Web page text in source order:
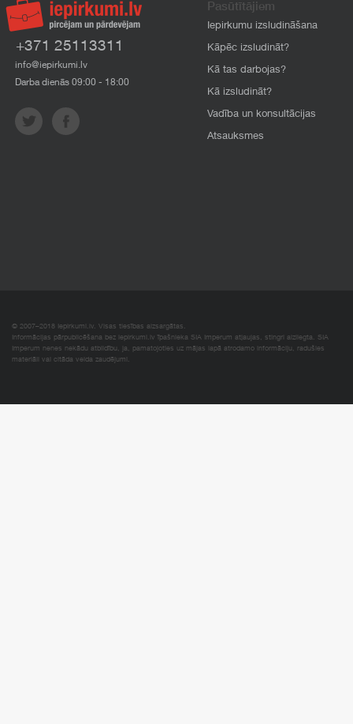
+371 25113311
info@iepirkumi.lv
Darba dienās 09:00 - 18:00
Pasūtītājiem
Iepirkumu izsludināšana
Kāpēc izsludināt?
Kā tas darbojas?
Kā izsludināt?
Vadība un konsultācijas
Atsauksmes
© 2007–2018 Iepirkumi.lv. Visas tiesības aizsargātas.
Informācijas pārpublicēšana bez iepirkumi.lv īpašnieka SIA Imperum atļaujas, stingri aizliegta. SIA
Imperum nenes nekādu atbildību, ja, pamatojoties uz mājas lapā atrodamo informāciju, radušies
materiāli vai citāda veida zaudējumi.